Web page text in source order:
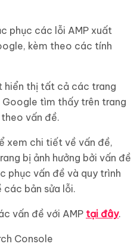
phục các lỗi AMP xuất
kèm theo các tính
hiển thị tất cả các trang
Google tìm thấy trên trang
vấn đề.
xem chi tiết về vấn đề,
bị ảnh hưởng bởi vấn đề
phục vấn đề và quy trình
bản sửa lỗi.
vấn đề với AMP tại đây.